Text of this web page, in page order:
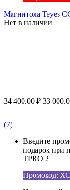
Магнитола Teyes
Нет в наличии
34 400.00 ₽ 33
(7)
Введите
подарок при
TPRO 2
Промокод: